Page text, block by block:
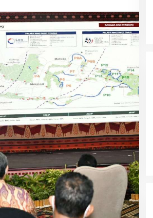
Masyarakat Tidak Panic Buying
Jelang Lebaran
Polres Ngawi Ungkap Peredaran
Okerbaya Amankan 2 Tersangka